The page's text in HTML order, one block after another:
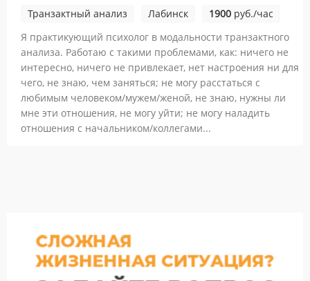
Транзактный анализ Лабинск 1900 руб./час
Я практикующий психолог в модальности транзактного
анализа. Работаю с такими проблемами, как: ничего не
интересно, ничего не привлекает, нет настроения ни для
чего, не знаю, чем заняться; не могу расстаться с
любимым человеком/мужем/женой, не знаю, нужны ли
мне эти отношения, не могу уйти; не могу наладить
отношения с начальником/коллегами...